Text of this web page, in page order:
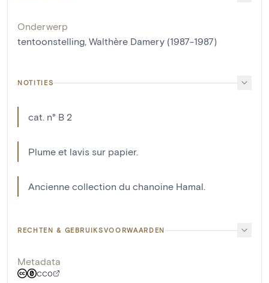
Onderwerp
tentoonstelling, Walthère Damery (1987-1987)
NOTITIES
cat. n° B 2
Plume et lavis sur papier.
Ancienne collection du chanoine Hamal.
RECHTEN & GEBRUIKSVOORWAARDEN
Metadata
CC0